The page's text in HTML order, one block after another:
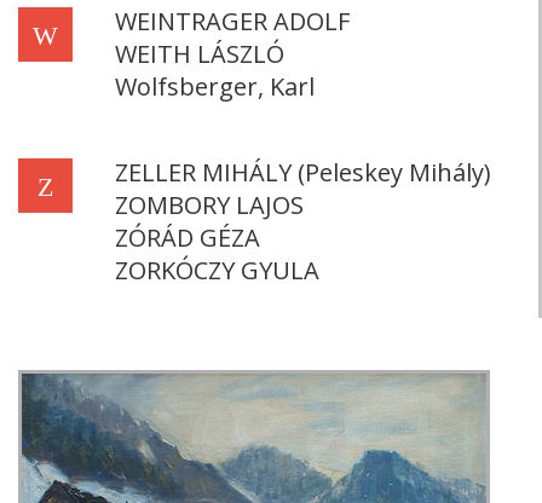
W
WEINTRAGER ADOLF
WEITH LÁSZLÓ
Wolfsberger, Karl
Z
ZELLER MIHÁLY (Peleskey Mihály)
ZOMBORY LAJOS
ZÓRÁD GÉZA
ZORKÓCZY GYULA